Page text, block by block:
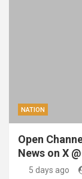
NATION
Open
News on X
5 days ago